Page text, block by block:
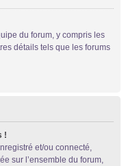
du forum, y compris les
détails tels que les forums
!
et/ou connecté,
sur l’ensemble du forum,